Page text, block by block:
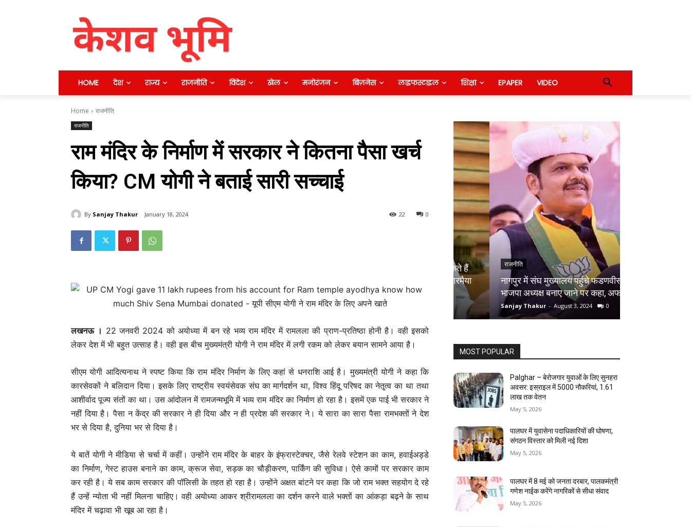
HOME देश राज्य राजनीति विदेश खेल मनोरंजन बिज़नेस लाइफस्टाइल शिक्षा EPAPER VIDEO
Home राजनीति
राजनीति
राम मंदिर के निर्माण में सरकार ने कितना पैसा खर्च‍
किया? CM योगी ने बताई सारी सच्‍चाई
By Sanjay Thakur January 18, 2024 0
22
लखनऊ । 22 जनवरी 2024 को अयोध्या में बन रहे भव्य राम मंदिर में रामलला की प्राण-प्रतिष्ठा होनी है। वही इसको
लेकर देश में भी बहुत उत्साह है। वही इस बीच मुख्यमंत्री योगी ने राम मंदिर में लगी रकम को लेकर बयान सामने आया है।
सीएम योगी आदित्यनाथ ने स्पष्ट किया कि राम मंदिर निर्माण के लिए कहां से धनराशि आई है। मुख्यमंत्री योगी ने कहा कि
कारसेवकों ने बलिदान दिया। इसके लिए राष्ट्रीय स्वयंसेवक संघ का मार्गदर्शन था, विश्व हिंदू परिषद का नेतृ्त्व का था तथा
आशीर्वाद पूज्य संतों का था। उस आंदोलन में रामजन्मभूमि में भव्य राम मंदिर का निर्माण हो रहा है। इसमें एक पाई भी सरकार ने
नहीं दिया है। पैसा न केंद्र की सरकार ने ही दिया और न ही प्रदेश की सरकार ने। ये सारा का सारा पैसा रामभक्तों ने देश
भर से दिया है, दुनिया भर से दिया है।
ये बातें योगी ने मीडिया से चर्चा में कहीं। उन्होंने राम मंदिर के बाहर के इंफ्रास्टेक्चर, जैसे रेलवे स्टेशन का काम, हवाईअड्डे
का निर्माण, गेस्ट हाउस बनाने का काम, क्रूज सेवा, सड़क का चौड़ीकरण, पार्किंग की सुविधा। ऐसे कामों पर सरकार काम
कर रही है। ये सब काम सरकार की पॉलिसी के तहत हो रहा है। उन्होंने अक्षत बांटने पर कहा कि जो राम भक्त सहयोग दे रहे
हैं उन्हें न्योता भी नहीं मिलना चाहिए। वही अयोध्या आकर श्रीरामलला का दर्शन करने वाले भक्तों का आंकड़ा बढ़ने के साथ
मंदिर में चढ़ावा भी खूब आ रहा है।
की कुर्सी?
Sanjay Thakur - August 5, 2024
राजनीति
नागपुर में संघ मुख्यालय पहुंचे फडणवीस,
भाजपा अध्यक्ष बनाए जाने पर कहा, अफवाह
Sanjay Thakur - August 3, 2024 0
MOST POPULAR
Palghar – बेरोजगार युवाओं के लिए सुनहरा
अवसर: इस्राइल में 5000 नौकरियां, ₹1.61
लाख तक वेतन
May 5, 2026
पालघर में युवासेना पदाधिकारियों की घोषणा,
संगठन विस्तार को मिली नई दिशा
May 5, 2026
पालघर में 8 मई को जनता दरबार, पालकमंत्री
गणेश नाईक करेंगे नागरिकों से सीधा संवाद
May 5, 2026